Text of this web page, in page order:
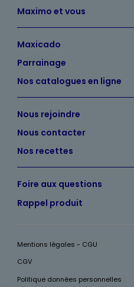
Maximo et vous
Maxicado
Parrainage
Nos catalogues en ligne
Nous rejoindre
Nous contacter
Nos recettes
Foire aux questions
Rappel produit
Mentions légales - CGU
CGV
Politique données personnelles